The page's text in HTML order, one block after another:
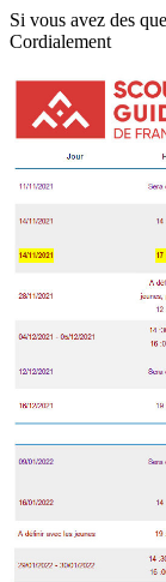
Si vous avez des
Cordialement